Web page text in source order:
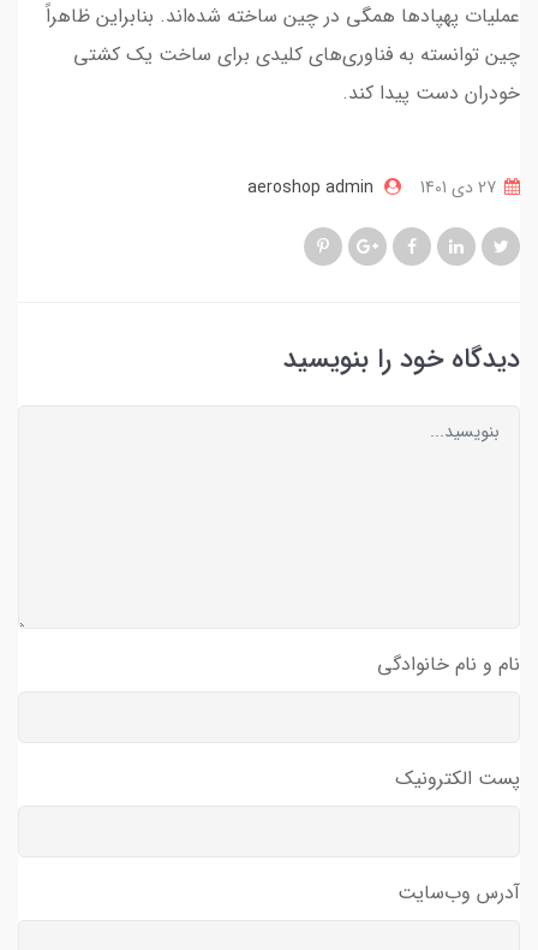
عملیات پهپادها همگی در چین ساخته شده‌اند. بنابراین ظاهراً
چین توانسته به فناوری‌های کلیدی برای ساخت یک کشتی
خودران دست پیدا کند.
aeroshop admin
دیدگاه خود را بنویسید
نام و نام خانوادگی
پست الکترونیک
آدرس وب‌سایت